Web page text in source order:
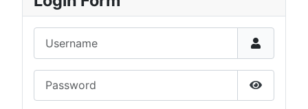
Show